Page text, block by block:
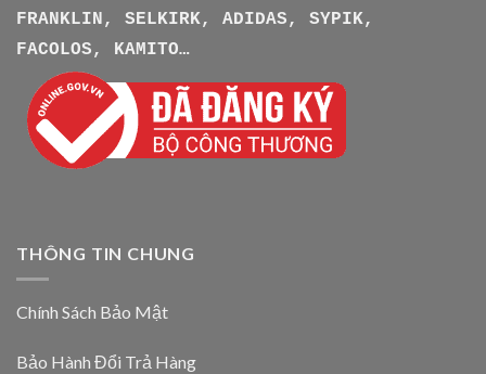
FRANKLIN, SELKIRK, ADIDAS, SYPIK,
FACOLOS, KAMITO…
THÔNG TIN CHUNG
Chính Sách Bảo Mật
Bảo Hành Đổi Trả Hàng